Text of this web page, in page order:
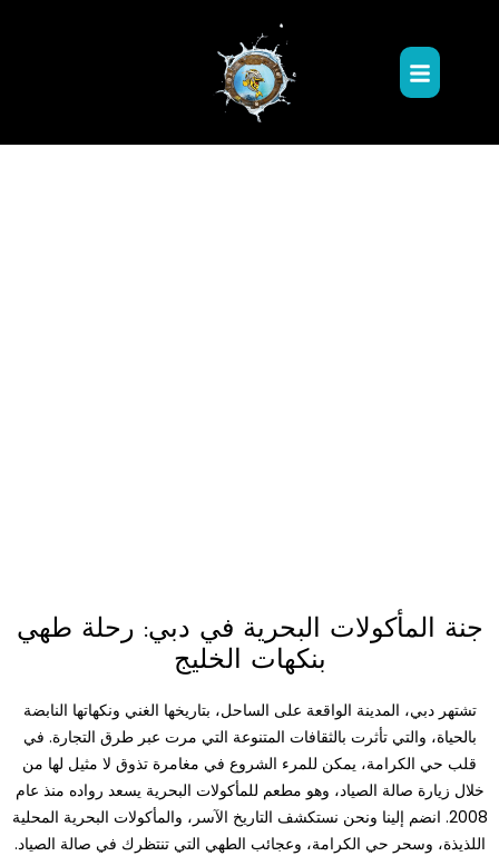
Menu
جنة المأكولات البحرية في دبي: رحلة طهي
بنكهات الخليج
تشتهر دبي، المدينة الواقعة على الساحل، بتاريخها الغني ونكهاتها النابضة
بالحياة، والتي تأثرت بالثقافات المتنوعة التي مرت عبر طرق التجارة. في
قلب حي الكرامة، يمكن للمرء الشروع في مغامرة تذوق لا مثيل لها من
خلال زيارة صالة الصياد، وهو مطعم للمأكولات البحرية يسعد رواده منذ عام
2008. انضم إلينا ونحن نستكشف التاريخ الآسر، والمأكولات البحرية المحلية
اللذيذة، وسحر حي الكرامة، وعجائب الطهي التي تنتظرك في صالة الصياد.